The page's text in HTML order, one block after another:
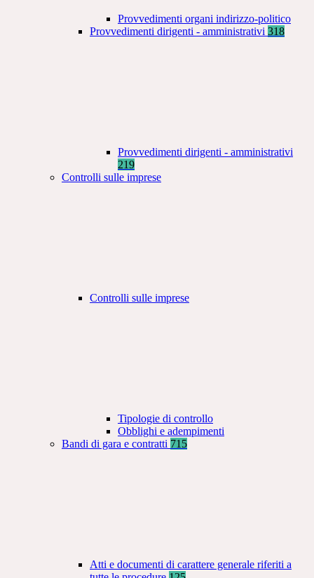
Provvedimenti organi indirizzo-politico
Provvedimenti dirigenti - amministrativi 318
Provvedimenti dirigenti - amministrativi
219
Controlli sulle imprese
Controlli sulle imprese
Tipologie di controllo
Obblighi e adempimenti
Bandi di gara e contratti 715
Atti e documenti di carattere generale riferiti a